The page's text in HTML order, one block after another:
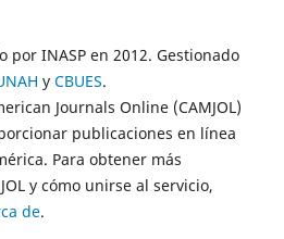
por INASP en 2012. Gestionado
y CBUES.
Journals Online (CAMJOL)
publicaciones en línea
Para obtener más
y cómo unirse al servicio,
de.